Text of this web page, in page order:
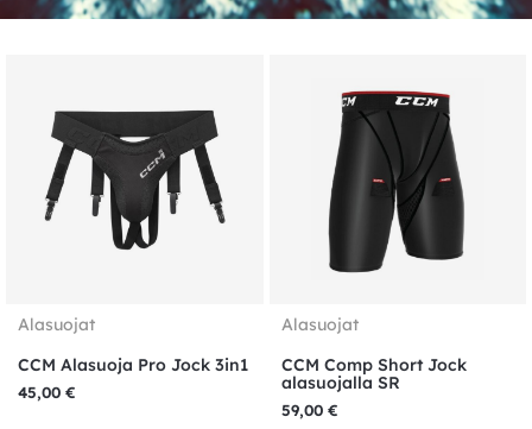
Alasuojat
CCM Alasuoja Pro Jock 3in1
45,00 €
Alasuojat
CCM Comp Short Jock
alasuojalla SR
59,00 €